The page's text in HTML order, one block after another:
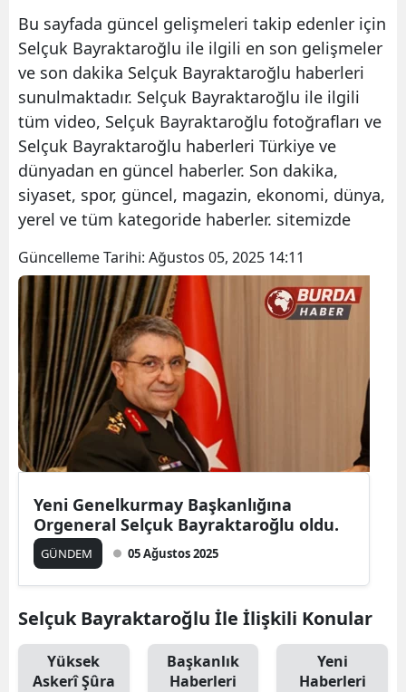
Bu sayfada güncel gelişmeleri takip edenler için
Selçuk Bayraktaroğlu ile ilgili en son gelişmeler
ve son dakika Selçuk Bayraktaroğlu haberleri
sunulmaktadır. Selçuk Bayraktaroğlu ile ilgili
tüm video, Selçuk Bayraktaroğlu fotoğrafları ve
Selçuk Bayraktaroğlu haberleri Türkiye ve
dünyadan en güncel haberler. Son dakika,
siyaset, spor, güncel, magazin, ekonomi, dünya,
yerel ve tüm kategoride haberler. sitemizde
Güncelleme Tarihi: Ağustos 05, 2025 14:11
Yeni Genelkurmay Başkanlığına
Orgeneral Selçuk Bayraktaroğlu oldu.
GÜNDEM 05 Ağustos 2025
Selçuk Bayraktaroğlu İle İlişkili Konular
Yüksek
Askerî Şûra
Başkanlık
Haberleri
Yeni
Haberleri